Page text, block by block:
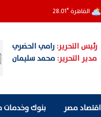
القاهرة°
28.01
رئيس التحرير:رامي الحضري
مدير التحرير: محمد سليمان
اقتصاد مصر بنوك وخدمات